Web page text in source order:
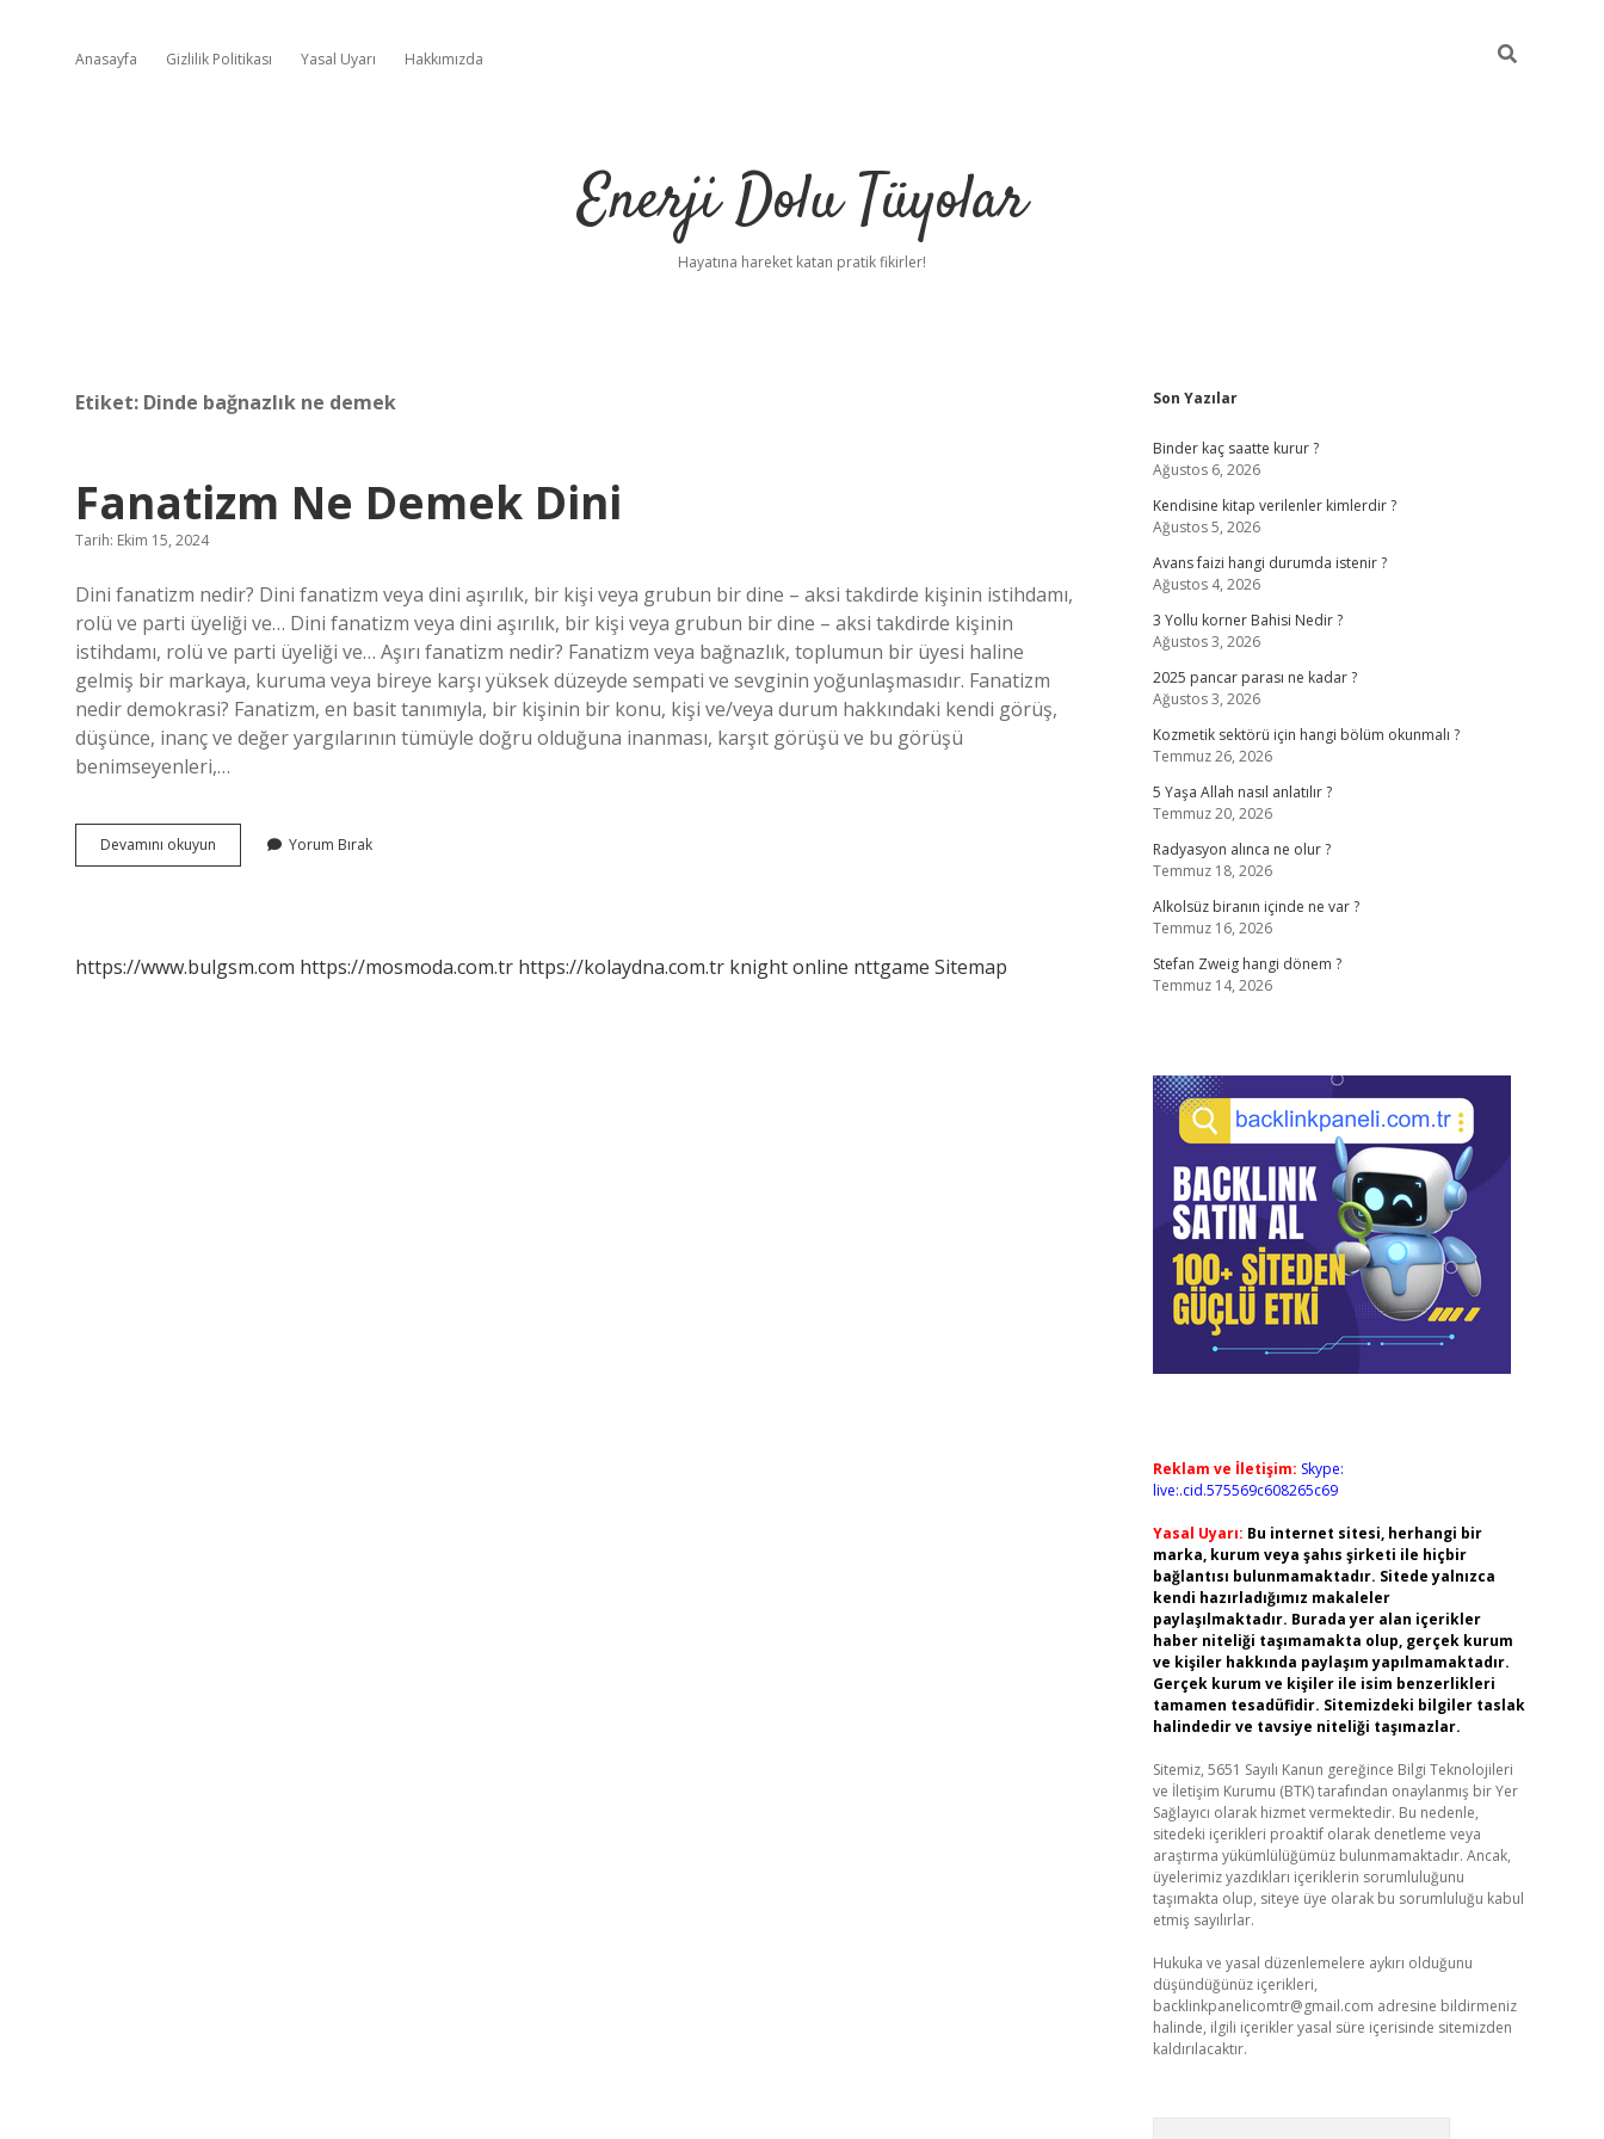
Anasayfa Gizlilik Politikası Yasal Uyarı Hakkımızda
Enerji Dolu Tüyolar
Hayatına hareket katan pratik fikirler!
Etiket: Dinde bağnazlık ne demek
Fanatizm Ne Demek Dini
Tarih: Ekim 15, 2024
Dini fanatizm nedir? Dini fanatizm veya dini aşırılık, bir kişi veya grubun bir dine – aksi takdirde kişinin istihdamı,
rolü ve parti üyeliği ve… Dini fanatizm veya dini aşırılık, bir kişi veya grubun bir dine – aksi takdirde kişinin
istihdamı, rolü ve parti üyeliği ve… Aşırı fanatizm nedir? Fanatizm veya bağnazlık, toplumun bir üyesi haline
gelmiş bir markaya, kuruma veya bireye karşı yüksek düzeyde sempati ve sevginin yoğunlaşmasıdır. Fanatizm
nedir demokrasi? Fanatizm, en basit tanımıyla, bir kişinin bir konu, kişi ve/veya durum hakkındaki kendi görüş,
düşünce, inanç ve değer yargılarının tümüyle doğru olduğuna inanması, karşıt görüşü ve bu görüşü
benimseyenleri,…
Devamını okuyun Fanatizm
Ne
Yorum Bırak
https://www.bulgsm.com https://mosmoda.com.tr https://kolaydna.com.tr knight online nttgame Sitemap
Sidebar
Son Yazılar
Binder kaç saatte kurur ?
Ağustos 6, 2026
Kendisine kitap verilenler kimlerdir ?
Ağustos 5, 2026
Avans faizi hangi durumda istenir ?
Ağustos 4, 2026
3 Yollu korner Bahisi Nedir ?
Ağustos 3, 2026
2025 pancar parası ne kadar ?
Ağustos 3, 2026
Kozmetik sektörü için hangi bölüm okunmalı ?
Temmuz 26, 2026
5 Yaşa Allah nasıl anlatılır ?
Temmuz 20, 2026
Radyasyon alınca ne olur ?
Temmuz 18, 2026
Alkolsüz biranın içinde ne var ?
Temmuz 16, 2026
Stefan Zweig hangi dönem ?
Temmuz 14, 2026
Reklam ve İletişim: Skype:
live:.cid.575569c608265c69
Yasal Uyarı: Bu internet sitesi, herhangi bir
marka, kurum veya şahıs şirketi ile hiçbir
bağlantısı bulunmamaktadır. Sitede yalnızca
kendi hazırladığımız makaleler
paylaşılmaktadır. Burada yer alan içerikler
haber niteliği taşımamakta olup, gerçek kurum
ve kişiler hakkında paylaşım yapılmamaktadır.
Gerçek kurum ve kişiler ile isim benzerlikleri
tamamen tesadüfidir. Sitemizdeki bilgiler taslak
halindedir ve tavsiye niteliği taşımazlar.
Sitemiz, 5651 Sayılı Kanun gereğince Bilgi Teknolojileri
ve İletişim Kurumu (BTK) tarafından onaylanmış bir Yer
Sağlayıcı olarak hizmet vermektedir. Bu nedenle,
sitedeki içerikleri proaktif olarak denetleme veya
araştırma yükümlülüğümüz bulunmamaktadır. Ancak,
üyelerimiz yazdıkları içeriklerin sorumluluğunu
taşımakta olup, siteye üye olarak bu sorumluluğu kabul
etmiş sayılırlar.
Hukuka ve yasal düzenlemelere aykırı olduğunu
düşündüğünüz içerikleri,
backlinkpanelicomtr@gmail.com adresine bildirmeniz
halinde, ilgili içerikler yasal süre içerisinde sitemizden
kaldırılacaktır.
ilbet güncel giriş adresi